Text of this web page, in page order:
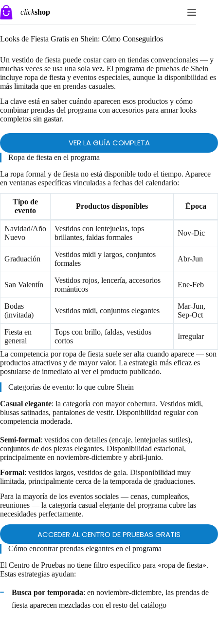
Saltar
al
contenido
clickshop
Looks de Fiesta Gratis en Shein: Cómo Conseguirlos
Un vestido de fiesta puede costar caro en tiendas convencionales — y
muchas veces se usa una sola vez. El programa de pruebas de Shein
incluye ropa de fiesta y eventos especiales, aunque la disponibilidad es
más limitada que en prendas casuales.
La clave está en saber cuándo aparecen esos productos y cómo
combinar prendas del programa con accesorios para armar looks
completos sin gastar.
VER LA GUÍA COMPLETA
Ropa de fiesta en el programa
La ropa formal y de fiesta no está disponible todo el tiempo. Aparece
en ventanas específicas vinculadas a fechas del calendario:
Tipo de
evento
Productos disponibles Época
Navidad/Año
Nuevo
Vestidos con lentejuelas, tops
brillantes, faldas formales
Nov-Dic
Graduación
Vestidos midi y largos, conjuntos
formales
Abr-Jun
San Valentín
Vestidos rojos, lencería, accesorios
románticos
Ene-Feb
Bodas
(invitada)
Vestidos midi, conjuntos elegantes
Mar-Jun,
Sep-Oct
Fiesta en
general
Tops con brillo, faldas, vestidos
cortos
Irregular
La competencia por ropa de fiesta suele ser alta cuando aparece — son
productos atractivos y de mayor valor. La estrategia más eficaz es
postularse de inmediato al ver el producto publicado.
Categorías de evento: lo que cubre Shein
Casual elegante: la categoría con mayor cobertura. Vestidos midi,
blusas satinadas, pantalones de vestir. Disponibilidad regular con
competencia moderada.
Semi-formal: vestidos con detalles (encaje, lentejuelas sutiles),
conjuntos de dos piezas elegantes. Disponibilidad estacional,
principalmente en noviembre-diciembre y abril-junio.
Formal: vestidos largos, vestidos de gala. Disponibilidad muy
limitada, principalmente cerca de la temporada de graduaciones.
Para la mayoría de los eventos sociales — cenas, cumpleaños,
reuniones — la categoría casual elegante del programa cubre las
necesidades perfectamente.
ACCEDER AL CENTRO DE PRUEBAS GRATIS
Cómo encontrar prendas elegantes en el programa
El Centro de Pruebas no tiene filtro específico para «ropa de fiesta».
Estas estrategias ayudan:
Busca por temporada: en noviembre-diciembre, las prendas de
fiesta aparecen mezcladas con el resto del catálogo